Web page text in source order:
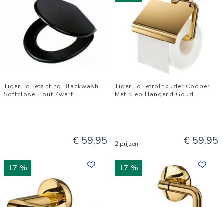
Tiger Toiletzitting Blackwash
Softclose Hout Zwart
€ 59,95
Tiger Toiletrolhouder Cooper
Met Klep Hangend Goud
2 prijzen € 59,95
17 % 17 %